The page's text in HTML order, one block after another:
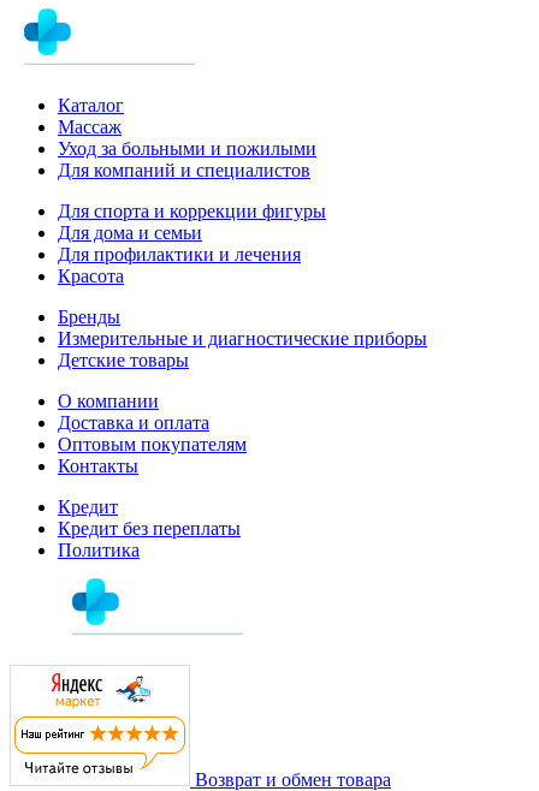
Каталог
Массаж
Уход за больными и пожилыми
Для компаний и специалистов
Для спорта и коррекции фигуры
Для дома и семьи
Для профилактики и лечения
Красота
Бренды
Измерительные и диагностические приборы
Детские товары
О компании
Доставка и оплата
Оптовым покупателям
Контакты
Кредит
Кредит без переплаты
Политика
Возврат и обмен товара